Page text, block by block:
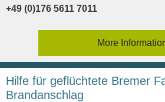
+49 (0)176 5611 7011
More
Hilfe für geflüchtete Bremer
Brandanschlag